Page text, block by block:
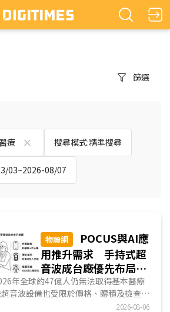
篩選
療 搜尋模式:精準搜尋
03~2026-08/07
物聯網
POCUS與AI應
用推升需求 手持式超
音波成台廠優先布局醫
材新商機
年全球約47億人仍無法取得基本醫療
音波設備也受限於價格、體積及檢查排
場域。手持式超音波將探頭、影像處
2026-08-06